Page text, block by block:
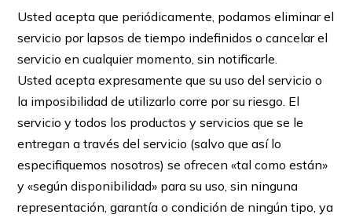
Usted acepta que periódicamente, podamos eliminar el
servicio por lapsos de tiempo indefinidos o cancelar el
servicio en cualquier momento, sin notificarle.
Usted acepta expresamente que su uso del servicio o
la imposibilidad de utilizarlo corre por su riesgo. El
servicio y todos los productos y servicios que se le
entregan a través del servicio (salvo que así lo
especifiquemos nosotros) se ofrecen «tal como están»
y «según disponibilidad» para su uso, sin ninguna
representación, garantía o condición de ningún tipo, ya